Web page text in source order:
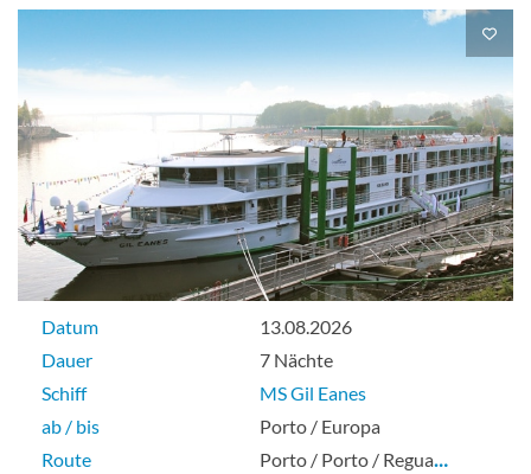
Datum
13.08.2026
Dauer
7 Nächte
Schiff
MS Gil Eanes
ab / bis
Porto / Europa
Route
Porto / Porto / Regua…